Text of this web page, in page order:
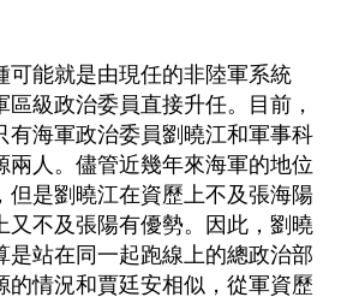
可能就是由現任的非陸軍系統
區級政治委員直接升任。目前，
有海軍政治委員劉曉江和軍事科
兩人。儘管近幾年來海軍的地位
但是劉曉江在資歷上不及張海陽
又不及張陽有優勢。因此，劉曉
是站在同一起跑線上的總政治部
的情況和賈廷安相似，從軍資歷